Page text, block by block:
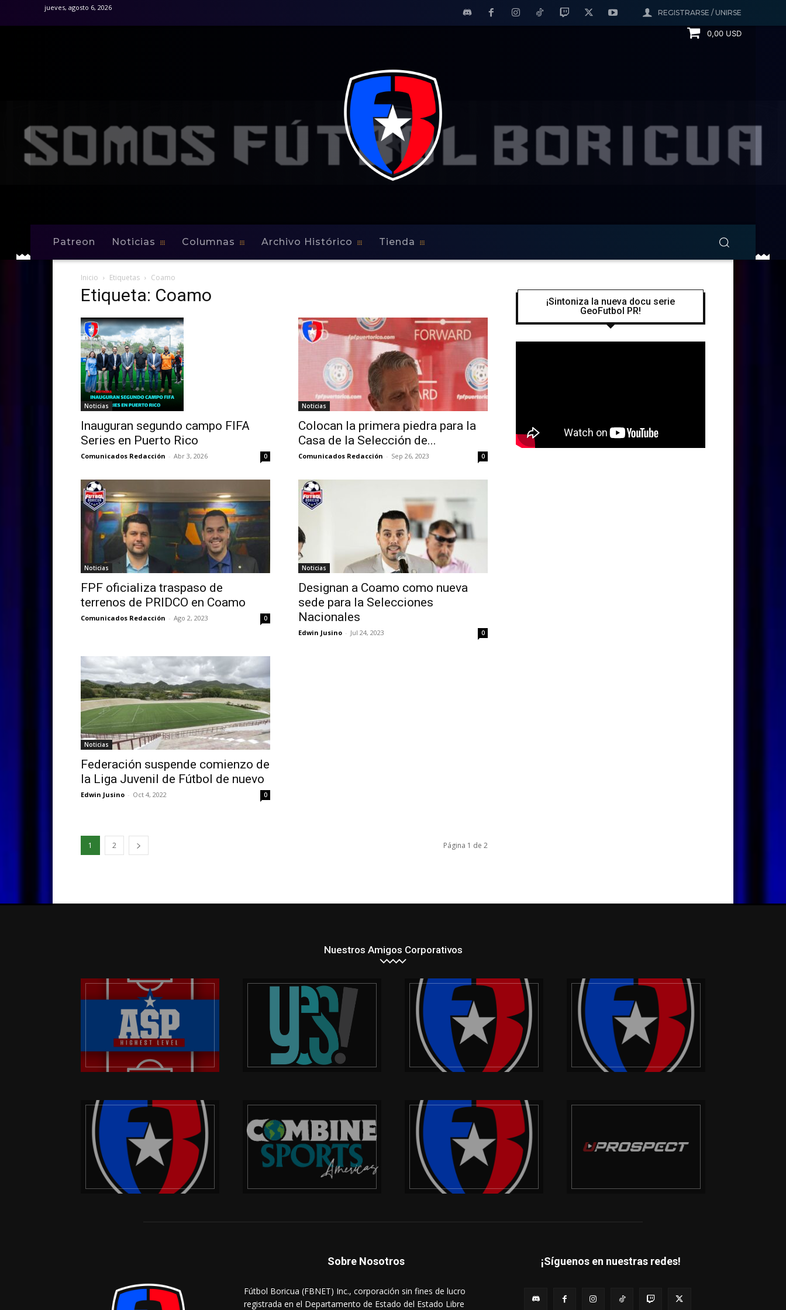
REGISTRARSE / UNIRSE
jueves, agosto 6, 2026
0,00 USD
Patreon Noticias Columnas Archivo Histórico Tienda
Inicio Etiquetas Coamo
Etiqueta: Coamo
Noticias
Inauguran segundo campo FIFA
Series en Puerto Rico
Comunicados Redacción - Abr 3, 2026 0
Noticias
Colocan la primera piedra para la
Casa de la Selección de...
Comunicados Redacción - Sep 26, 2023 0
Noticias
FPF oficializa traspaso de
terrenos de PRIDCO en Coamo
Comunicados Redacción - Ago 2, 2023 0
Noticias
Designan a Coamo como nueva
sede para la Selecciones
Nacionales
Edwin Jusino - Jul 24, 2023 0
Noticias
Federación suspende comienzo de
la Liga Juvenil de Fútbol de nuevo
Edwin Jusino - Oct 4, 2022 0
1 2 Página 1 de 2
¡Sintoniza la nueva docu serie
GeoFutbol PR!
Nuestros Amigos Corporativos
Sobre Nosotros
Fútbol Boricua (FBNET) Inc., corporación sin fines de lucro
registrada en el Departamento de Estado del Estado Libre
¡Síguenos en nuestras redes!